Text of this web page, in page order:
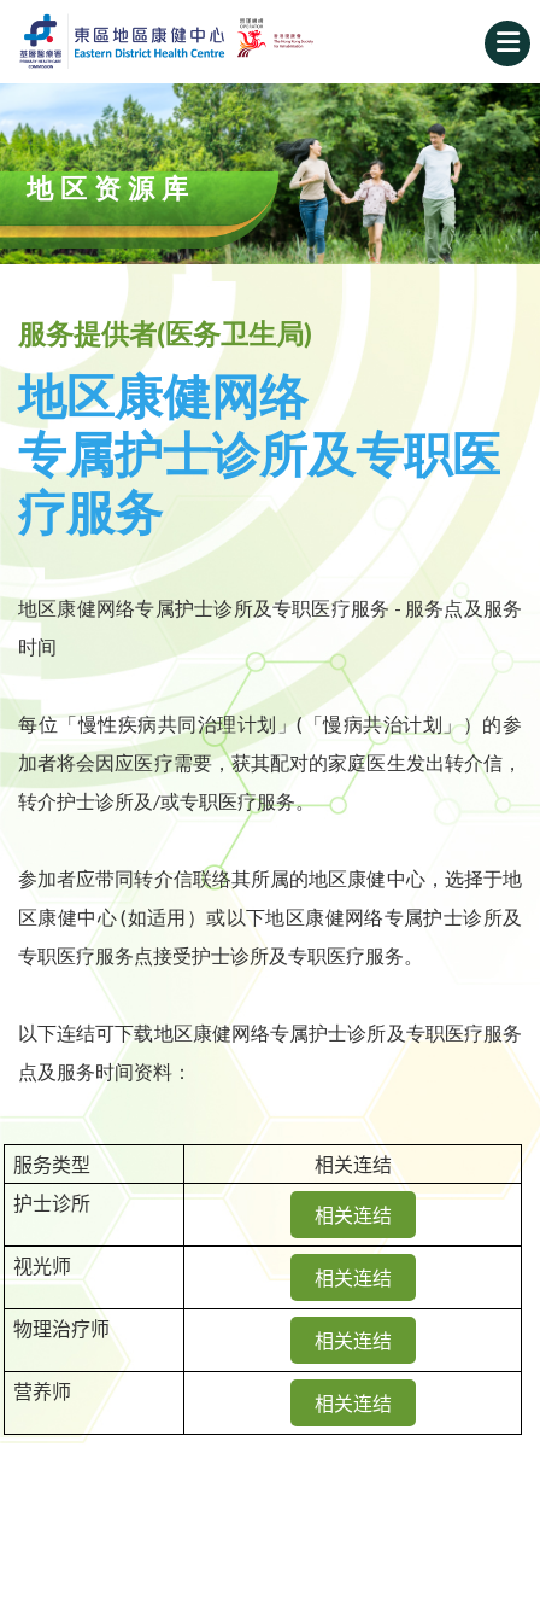
地区资源库
服务提供者(医务卫生局)
地区康健网络
专属护士诊所及专职医
疗服务
地区康健网络专属护士诊所及专职医疗服务 - 服务点及服务
时间
每位「慢性疾病共同治理计划」(「慢病共治计划」）的参
加者将会因应医疗需要，获其配对的家庭医生发出转介信，
转介护士诊所及/或专职医疗服务。
参加者应带同转介信联络其所属的地区康健中心，选择于地
区康健中心 (如适用）或以下地区康健网络专属护士诊所及
专职医疗服务点接受护士诊所及专职医疗服务。
以下连结可下载地区康健网络专属护士诊所及专职医疗服务
点及服务时间资料：
服务类型
相关连结
护士诊所
相关连结
视光师
相关连结
物理治疗师
相关连结
营养师
相关连结